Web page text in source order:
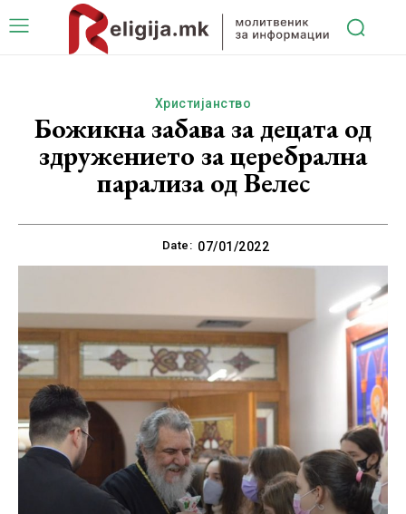
Христијанство
Божикна забава за децата од
здружението за церебрална
парализа од Велес
Date: 07/01/2022